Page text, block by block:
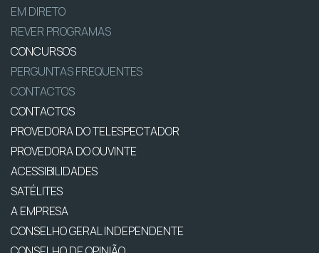
EM DIRETO
REVER PROGRAMAS
CONCURSOS
PERGUNTAS FREQUENTES
CONTACTOS
CONTACTOS
PROVEDORA DO TELESPECTADOR
PROVEDORA DO OUVINTE
ACESSIBILIDADES
SATÉLITES
A EMPRESA
CONSELHO GERAL INDEPENDENTE